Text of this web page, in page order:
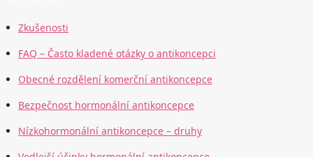
Zkušenosti
FAQ – Často kladené otázky o antikoncepci
Obecné rozdělení komerční antikoncepce
Bezpečnost hormonální antikoncepce
Nízkohormonální antikoncepce – druhy